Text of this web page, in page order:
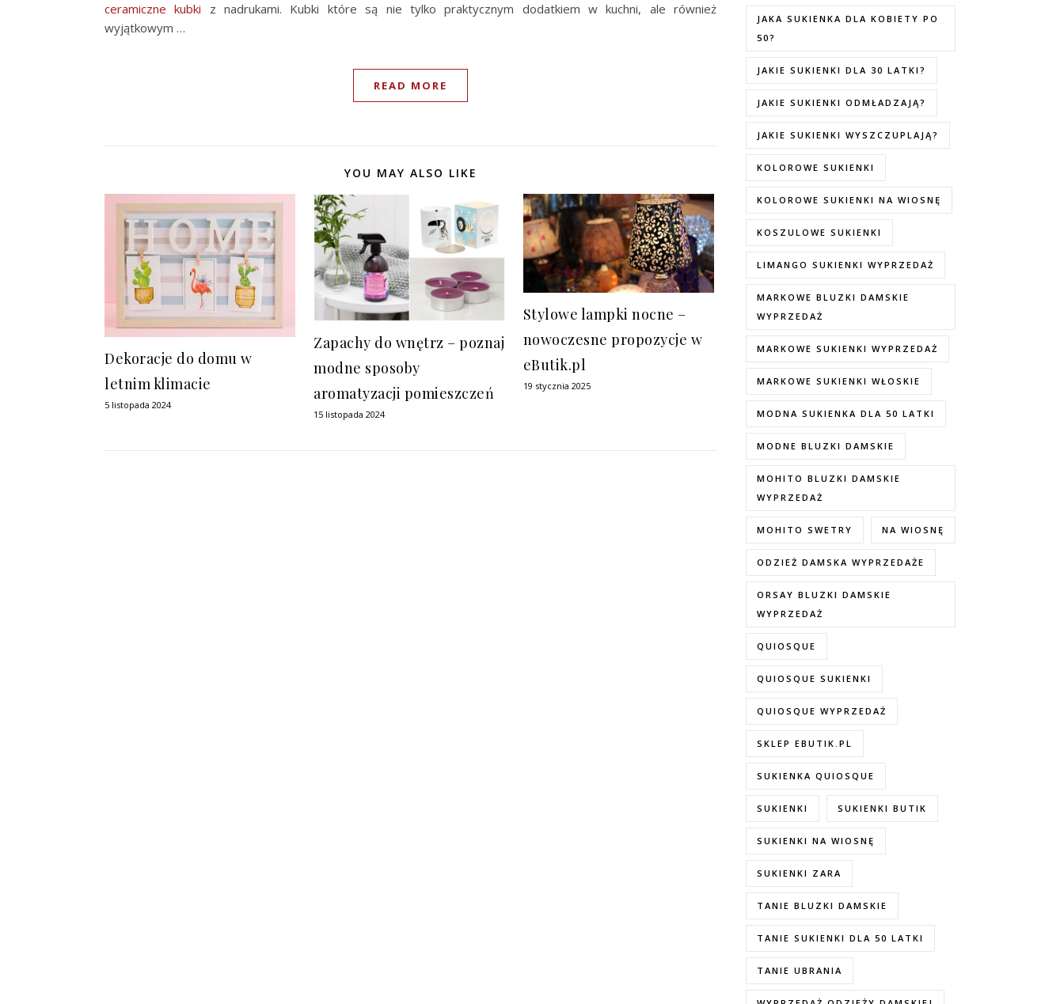
ceramiczne kubki z nadrukami. Kubki które są nie tylko praktycznym dodatkiem w kuchni, ale również
wyjątkowym …
READ MORE
YOU MAY ALSO LIKE
Dekoracje do domu w
letnim klimacie
5 listopada 2024
Zapachy do wnętrz – poznaj
modne sposoby
aromatyzacji pomieszczeń
15 listopada 2024
Stylowe lampki nocne –
nowoczesne propozycje w
eButik.pl
19 stycznia 2025
JAKA SUKIENKA DLA KOBIETY PO
50?
JAKIE SUKIENKI DLA 30 LATKI?
JAKIE SUKIENKI ODMŁADZAJĄ?
JAKIE SUKIENKI WYSZCZUPLAJĄ?
KOLOROWE SUKIENKI
KOLOROWE SUKIENKI NA WIOSNĘ
KOSZULOWE SUKIENKI
LIMANGO SUKIENKI WYPRZEDAŻ
MARKOWE BLUZKI DAMSKIE
WYPRZEDAŻ
MARKOWE SUKIENKI WYPRZEDAŻ
MARKOWE SUKIENKI WŁOSKIE
MODNA SUKIENKA DLA 50 LATKI
MODNE BLUZKI DAMSKIE
MOHITO BLUZKI DAMSKIE
WYPRZEDAŻ
MOHITO SWETRY NA WIOSNĘ
ODZIEŻ DAMSKA WYPRZEDAŻE
ORSAY BLUZKI DAMSKIE
WYPRZEDAŻ
QUIOSQUE
QUIOSQUE SUKIENKI
QUIOSQUE WYPRZEDAŻ
SKLEP EBUTIK.PL
SUKIENKA QUIOSQUE
SUKIENKI SUKIENKI BUTIK
SUKIENKI NA WIOSNĘ
SUKIENKI ZARA
TANIE BLUZKI DAMSKIE
TANIE SUKIENKI DLA 50 LATKI
TANIE UBRANIA